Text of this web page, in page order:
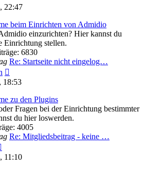
22:47
beim Einrichten von Admidio
einzurichten? Hier kannst du
Einrichtung stellen.
: 6830
Re: Startseite nicht eingelog…
Beitrag
18:53
zu den Plugins
Fragen bei der Einrichtung bestimmter
du hier loswerden.
: 4005
Re: Mitgliedsbeitrag - keine …
Beitrag
11:10